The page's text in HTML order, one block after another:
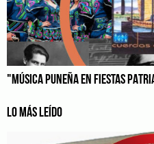
"MÚSICA PUNEÑA EN FIESTAS
LO MÁS LEÍDO